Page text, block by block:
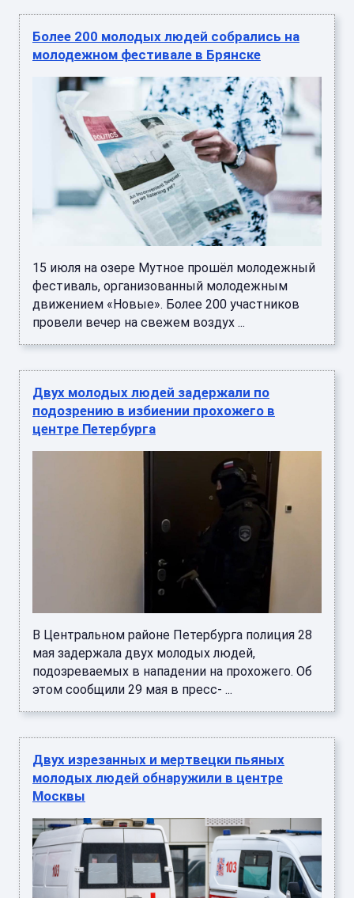
Более 200 молодых людей собрались на
молодежном фестивале в Брянске
15 июля на озере Мутное прошёл молодежный
фестиваль, организованный молодежным
движением «Новые». Более 200 участников
провели вечер на свежем воздух ...
Двух молодых людей задержали по
подозрению в избиении прохожего в
центре Петербурга
В Центральном районе Петербурга полиция 28
мая задержала двух молодых людей,
подозреваемых в нападении на прохожего. Об
этом сообщили 29 мая в пресс- ...
Двух изрезанных и мертвецки пьяных
молодых людей обнаружили в центре
Москвы